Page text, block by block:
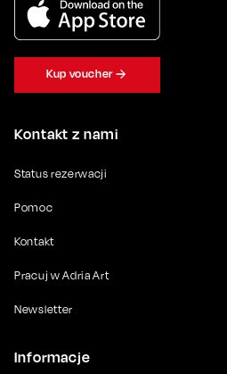
Kontakt z nami
Status rezerwacji
Pomoc
Kontakt
Pracuj w Adria Art
Newsletter
Informacje
Kup voucher